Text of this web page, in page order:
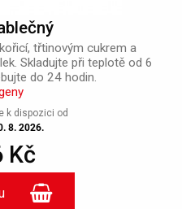
třtinovým cukrem a
Skladujte při teplotě od 6
do 24 hodin.
k dispozici od
8. 2026.
Kč